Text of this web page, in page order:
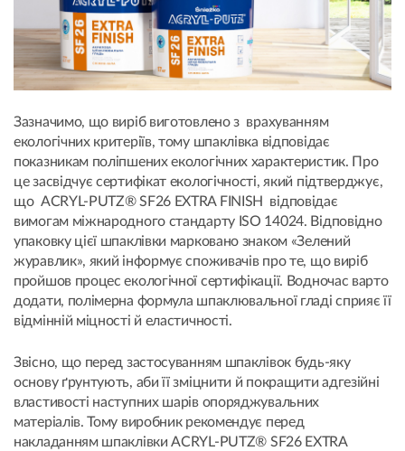
Зазначимо, що виріб виготовлено з врахуванням
екологічних критеріїв, тому шпаклівка відповідає
показникам поліпшених екологічних характеристик. Про
це засвідчує сертифікат екологічності, який підтверджує,
що ACRYL-PUTZ® SF26 EXTRA FINISH відповідає
вимогам міжнародного стандарту ISO 14024. Відповідно
упаковку цієї шпаклівки марковано знаком «Зелений
журавлик», який інформує споживачів про те, що виріб
пройшов процес екологічної сертифікації. Водночас варто
додати, полімерна формула шпаклювальної гладі сприяє її
відмінній міцності й еластичності.
Звісно, що перед застосуванням шпаклівок будь-яку
основу ґрунтують, аби її зміцнити й покращити адгезійні
властивості наступних шарів опоряджувальних
матеріалів. Тому виробник рекомендує перед
накладанням шпаклівки ACRYL-PUTZ® SF26 EXTRA